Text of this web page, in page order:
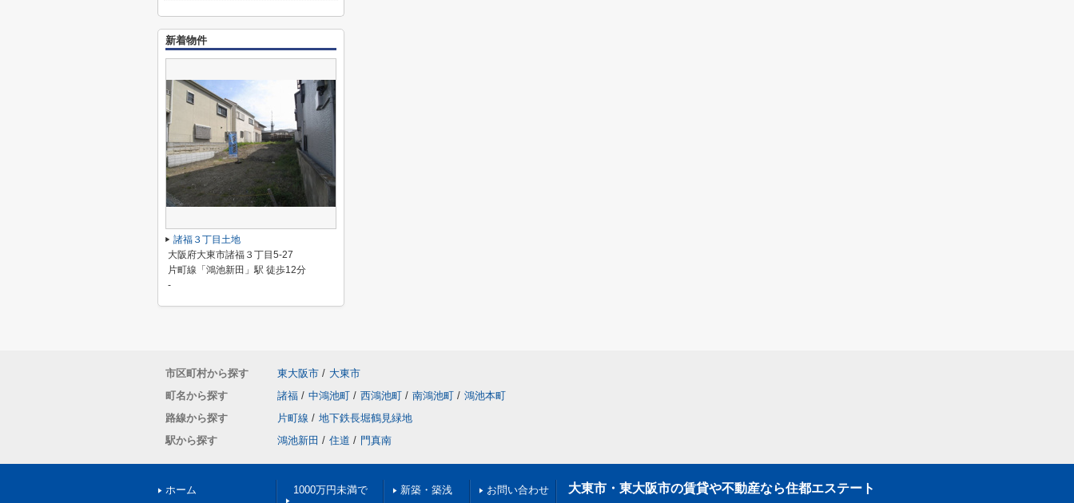
新着物件
諸福３丁目土地
大阪府大東市諸福３丁目5-27
片町線「鴻池新田」駅 徒歩12分
-
市区町村から探す 東大阪市 / 大東市
町名から探す
諸福 / 中鴻池町 / 西鴻池町 / 南鴻池町 / 鴻池本町
路線から探す
片町線 / 地下鉄長堀鶴見緑地
駅から探す
鴻池新田 / 住道 / 門真南
ホーム 1000万円未満で 新築・築浅 お問い合わせ 大東市・東大阪市の賃貸や不動産なら住都エステート